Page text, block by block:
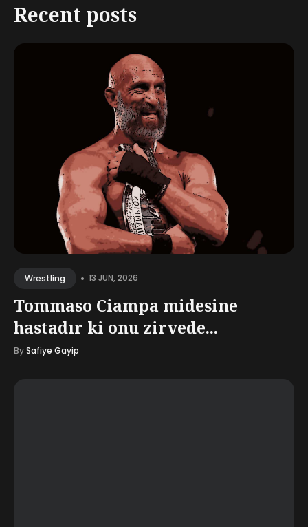
Recent posts
Wrestling • 13 JUN, 2026
Tommaso Ciampa midesine
hastadır ki onu zirvede...
BySafiye Gayip